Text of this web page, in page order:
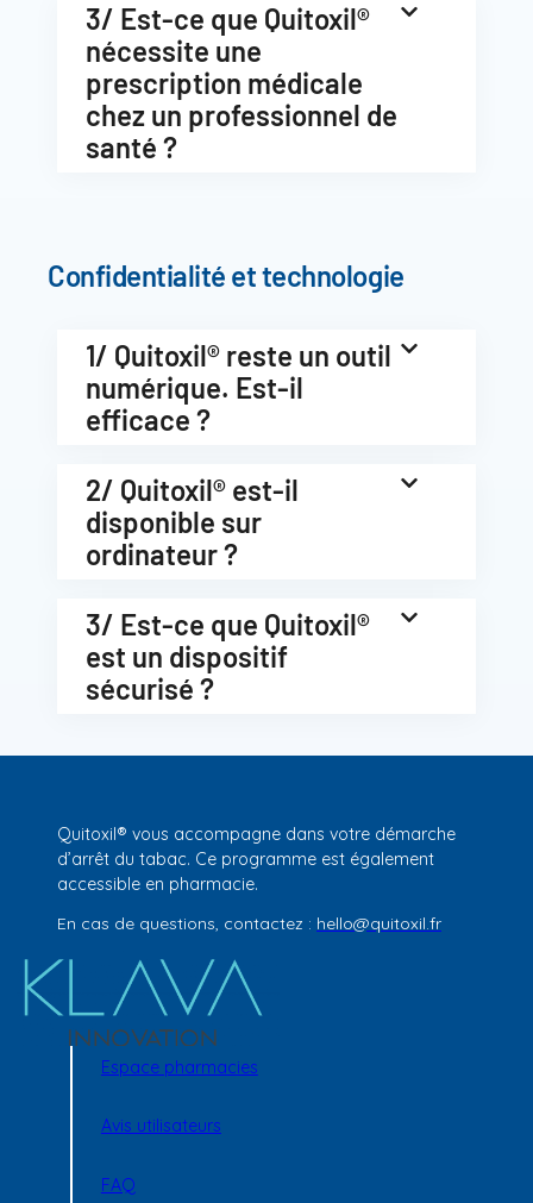
3/ Est-ce que Quitoxil®
nécessite une
prescription médicale
chez un professionnel de
santé ?
Confidentialité et technologie
1/ Quitoxil® reste un outil
numérique. Est-il
efficace ?
2/ Quitoxil® est-il
disponible sur
ordinateur ?
3/ Est-ce que Quitoxil®
est un dispositif
sécurisé ?
Quitoxil® vous accompagne dans votre démarche
d’arrêt du tabac. Ce programme est également
accessible en pharmacie.
En cas de questions, contactez : hello@quitoxil.fr
Espace pharmacies
Avis utilisateurs
FAQ